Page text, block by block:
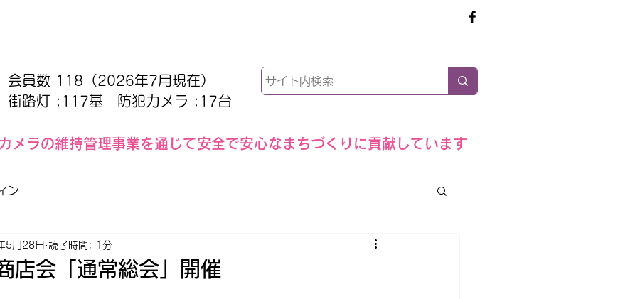
会員数 118（2026年7月現在）
街路灯 :117基 防犯カメラ :17台
メラの維持管理事業を通じて安全で安心なまちづくりに貢献しています
ン
店会「通常総会」開催
5月28日 読了時間: 1分